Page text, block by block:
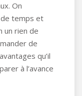
On
de temps et
un rien de
de
qu’il
à l’avance